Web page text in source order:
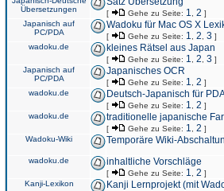
Übersetzungen
[ Gehe zu Seite: 1 2 ]
Japanisch auf
PC/PDA
Wadoku für Mac OS X
[ Gehe zu Seite: 1 2 3 ]
wadoku.de kleines Rätsel aus Japan
[ Gehe zu Seite: 1 2 3 ]
Japanisch auf
PC/PDA
Japanisches OCR
[ Gehe zu Seite: 1 2 ]
wadoku.de Deutsch-Japanisch für
[ Gehe zu Seite: 1 2 ]
wadoku.de traditionelle japanische
[ Gehe zu Seite: 1 2 ]
Wadoku-Wiki Temporäre Wiki-
wadoku.de inhaltliche Vorschläge
[ Gehe zu Seite: 1 2 ]
Kanji-Lexikon Kanji Lernprojekt (mit